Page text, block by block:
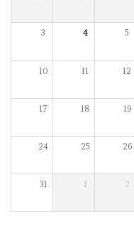
3 4 5
10 11 12
17 18 19
24 25 26
31 1 2